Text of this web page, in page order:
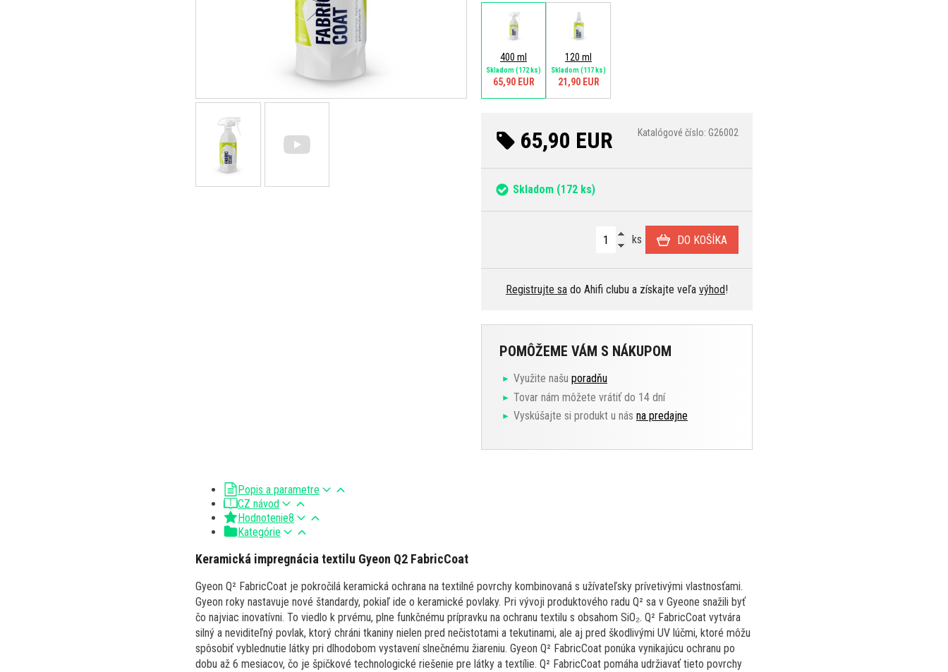
400 ml
Skladom(172 ks)
65,90 EUR
120 ml
Skladom(117 ks)
21,90 EUR
65,90 EUR Katalógové číslo: G26002
Skladom (172 ks)
ks DO KOŠÍKA
Registrujte sa do Ahifi clubu a získajte veľa výhod!
POMÔŽEME VÁM S NÁKUPOM
Využite našu poradňu
Tovar nám môžete vrátiť do 14 dní
Vyskúšajte si produkt u nás na predajne
Popis a parametre
CZ návod
Hodnotenie8
Kategórie
Keramická impregnácia textilu Gyeon Q2 FabricCoat
Gyeon Q² FabricCoat je pokročilá keramická ochrana na textilné povrchy kombinovaná s užívateľsky prívetivými vlastnosťami.
Gyeon roky nastavuje nové štandardy, pokiaľ ide o keramické povlaky. Pri vývoji produktového radu Q² sa v Gyeone snažili byť
čo najviac inovatívni. To viedlo k prvému, plne funkčnému prípravku na ochranu textilu s obsahom SiO₂. Q² FabricCoat vytvára
silný a neviditeľný povlak, ktorý chráni tkaniny nielen pred nečistotami a tekutinami, ale aj pred škodlivými UV lúčmi, ktoré môžu
spôsobiť vyblednutie látky pri dlhodobom vystavení slnečnému žiareniu. Gyeon Q² FabricCoat ponúka vynikajúcu ochranu po
dobu až 6 mesiacov, čo je špičkové technologické riešenie pre látky a textílie. Q² FabricCoat pomáha udržiavať tieto povrchy